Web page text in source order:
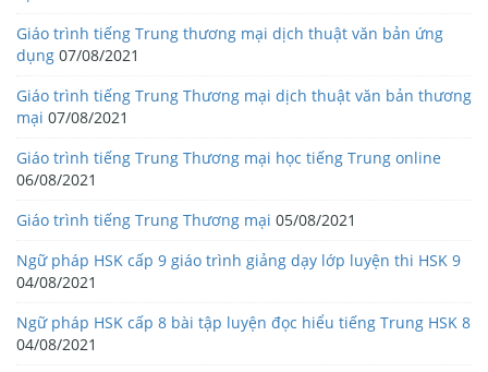
Giáo trình tiếng Trung thương mại dịch thuật văn bản ứng
dụng 07/08/2021
Giáo trình tiếng Trung Thương mại dịch thuật văn bản thương
mại 07/08/2021
Giáo trình tiếng Trung Thương mại học tiếng Trung online
06/08/2021
Giáo trình tiếng Trung Thương mại 05/08/2021
Ngữ pháp HSK cấp 9 giáo trình giảng dạy lớp luyện thi HSK 9
04/08/2021
Ngữ pháp HSK cấp 8 bài tập luyện đọc hiểu tiếng Trung HSK 8
04/08/2021